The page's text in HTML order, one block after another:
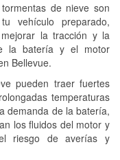
de nieve son
vehículo preparado,
la tracción y la
la batería y el motor
Bellevue.
pueden traer fuertes
temperaturas
demanda de la batería,
los fluidos del motor y
riesgo de averías y
faros
y discos de